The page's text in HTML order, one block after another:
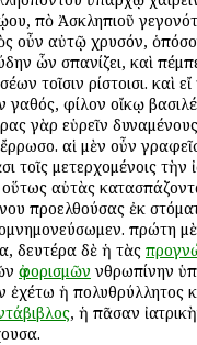
ἀπὸ Ἀσκληπιοῦ
οὖν αὐτῷ χρυσόν,
ὧν σπανίζει, καὶ
τοῖσιν ἀρίστοισι. καὶ
ἀγαθός, φίλον οἴκῳ
γὰρ εὑρεῖν
αἱ μὲν οὖν
τοῖς μετερχομένοις τὴν
οὕτως αὐτὰς
προελθούσας ἐκ
πρώτη
δευτέρα δὲ ἡ τὰς
ἀφορισμῶν ἀνθρωπίνην
ἐχέτω ἡ πολυθρύλλητος
, ἡ πᾶσαν